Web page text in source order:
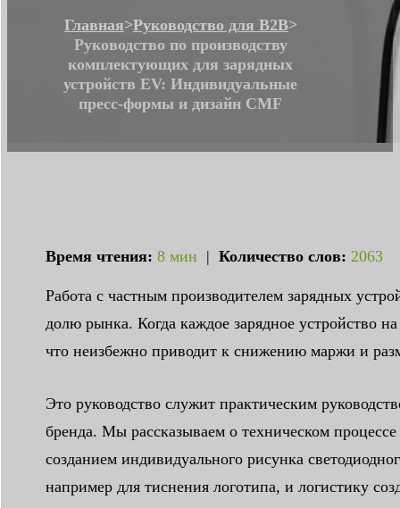
Главная>Руководство для B2B>
Руководство по производству
комплектующих для зарядных
устройств EV: Индивидуальные
пресс-формы и дизайн CMF
Время чтения: 8 мин | Количество слов: 2063
Работа с частным производителем зарядных
долю рынка. Когда каждое зарядное устройство
что неизбежно приводит к снижению маржи и
Это руководство служит практическим
бренда. Мы рассказываем о техническом
созданием индивидуального рисунка
например для тиснения логотипа, и логистику